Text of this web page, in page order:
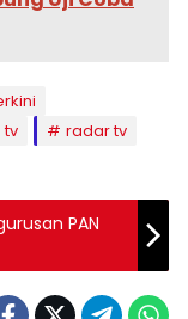
tv
radar tv
PAN